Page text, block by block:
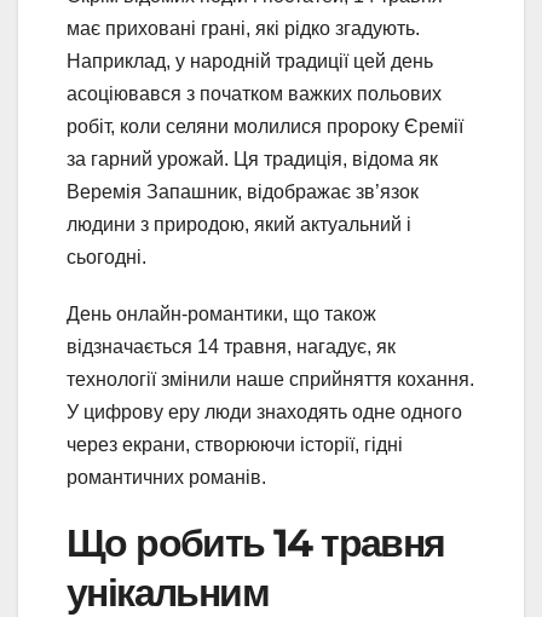
має приховані грані, які рідко згадують.
Наприклад, у народній традиції цей день
асоціювався з початком важких польових
робіт, коли селяни молилися пророку Єремії
за гарний урожай. Ця традиція, відома як
Веремія Запашник, відображає зв’язок
людини з природою, який актуальний і
сьогодні.
День онлайн-романтики, що також
відзначається 14 травня, нагадує, як
технології змінили наше сприйняття кохання.
У цифрову еру люди знаходять одне одного
через екрани, створюючи історії, гідні
романтичних романів.
Що робить 14 травня
унікальним